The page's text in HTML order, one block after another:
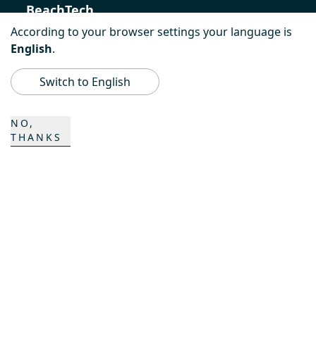
BeachTech
ProAcademy
CONTACTO
According to your browser settings your language is
English.
NO,
THANKS
Switch to English